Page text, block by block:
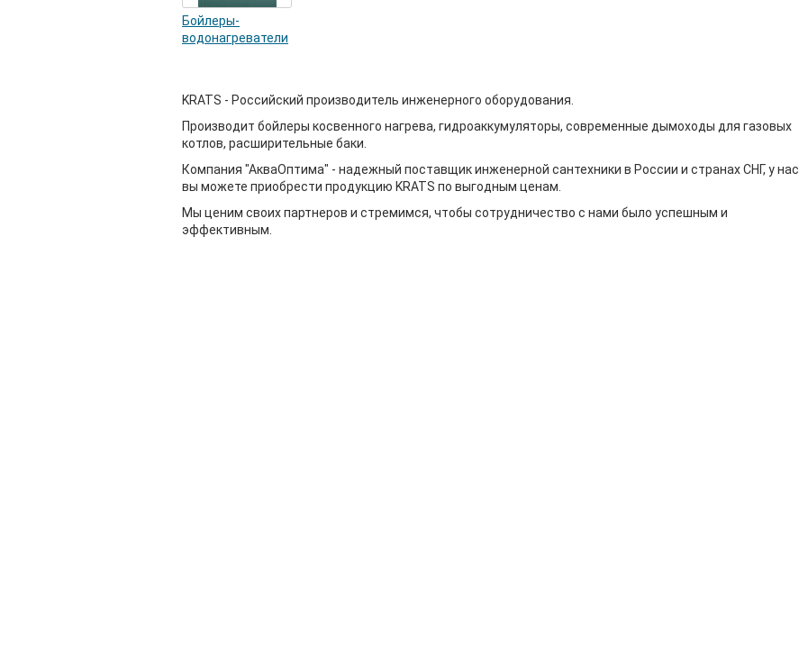
Бойлеры-
водонагреватели
KRATS - Российский производитель инженерного оборудования.
Производит бойлеры косвенного нагрева, гидроаккумуляторы, современные дымоходы для газовых
котлов, расширительные баки.
Компания "АкваОптима" - надежный поставщик инженерной сантехники в России и странах СНГ, у нас
вы можете приобрести продукцию KRATS по выгодным ценам.
Мы ценим своих партнеров и стремимся, чтобы сотрудничество с нами было успешным и
эффективным.